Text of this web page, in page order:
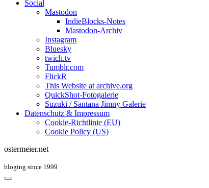
Social
Mastodon
IndieBlocks-Notes
Mastodon-Archiv
Instagram
Bluesky
twich.tv
Tumblr.com
FlickR
This Website at archive.org
QuickShot-Fotogalerie
Suzuki / Santana Jimny Galerie
Datenschutz & Impressum
Cookie-Richtlinie (EU)
Cookie Policy (US)
ostermeier.net
bloging since 1999